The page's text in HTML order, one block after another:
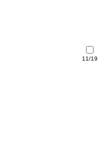
11/19